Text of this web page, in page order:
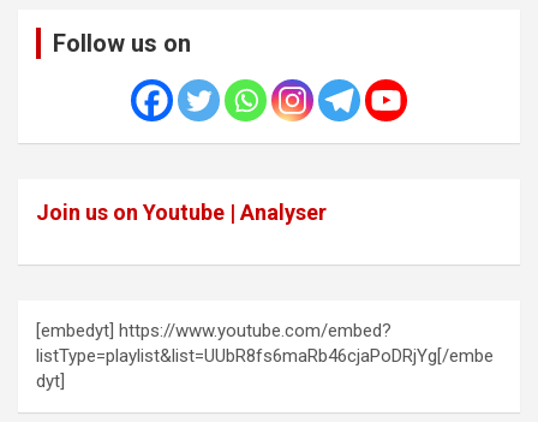
Follow us on
Join us on Youtube | Analyser
[embedyt] https://www.youtube.com/embed?
listType=playlist&list=UUbR8fs6maRb46cjaPoDRjYg[/embe
dyt]